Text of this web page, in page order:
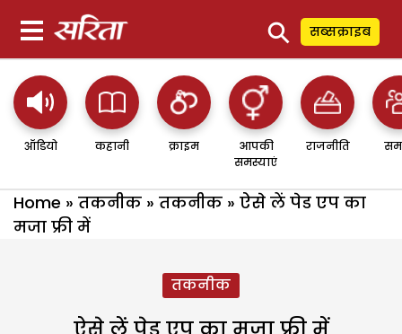
⚲ सब्सक्राइब
ऑडियो कहानी क्राइम
आपकी
समस्याएं
राजनीति
Home » तकनीक » तकनीक » ऐसे लें पेड एप का
मजा फ्री में
तकनीक